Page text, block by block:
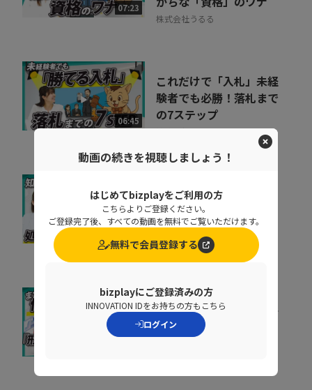
07:23
株式会社うるる
06:45
これだけで「入札」未経
験者でも必勝！落札まで
の7ステップ
株式会社うるる
基幹データベースのセキ
ュリティを強化するとき
に処理速度を落と...
ペンタセキュリティ株式会社
「私たちは安全だ」と思
い込んでいる組織に告
ぐ！70万を超える...
動画の続きを視聴しましょう！
はじめてbizplayをご利用の方
こちらよりご登録ください。
ご登録完了後、すべての動画を無料でご覧いただけます。
無料で会員登録する
bizplayにご登録済みの方
INNOVATION IDをお持ちの方もこちら
ログイン